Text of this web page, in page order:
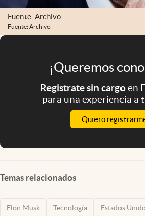
Fuente: Archivo
Fuente: Archivo
¡Queremos
Registrate sin cargoen
para una experiencia a
Quiero
Temas relacionados
Elon Musk Tecnología Estados